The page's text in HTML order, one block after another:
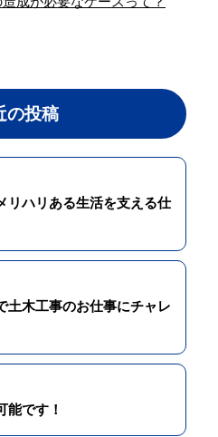
の投稿
リハリある生活を支える仕
土木工事のお仕事にチャレ
能です！